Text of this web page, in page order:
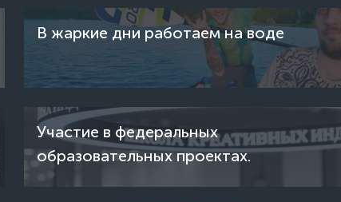
В жаркие дни работаем на воде
Участие в федеральных
образовательных проектах.